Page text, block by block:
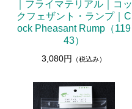
｜フライマテリアル｜コッ
クフェザント・ランプ｜C
ock Pheasant Rump（119
43）
3,080円 （税込み）